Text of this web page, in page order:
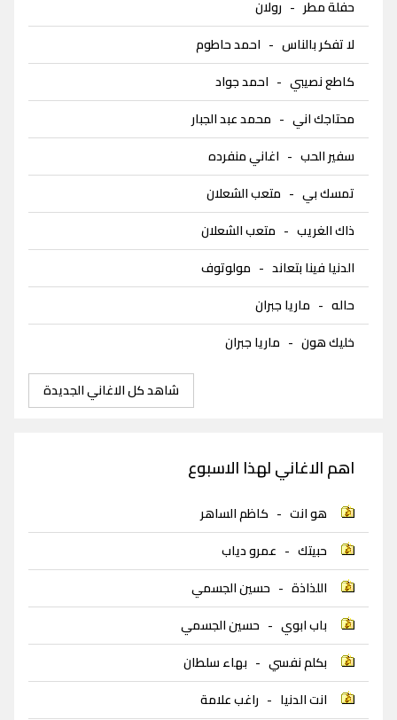
حفلة مطر - رولان
لا تفكر بالناس - احمد حاطوم
كاطع نصيبي - احمد جواد
محتاجك اني - محمد عبد الجبار
سفير الحب - اغاني منفرده
تمسك بي - متعب الشعلان
ذاك الغريب - متعب الشعلان
الدنيا فينا بتعاند - مولوتوف
حاله - ماريا جبران
خليك هون - ماريا جبران
شاهد كل الاغاني الجديدة
اهم الاغاني لهذا الاسبوع
هو انت - كاظم الساهر
حبيتك - عمرو دياب
اللذاذة - حسين الجسمي
باب ابوي - حسين الجسمي
بكلم نفسي - بهاء سلطان
انت الدنيا - راغب علامة